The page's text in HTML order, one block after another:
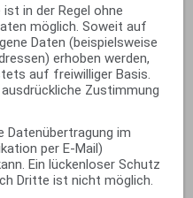
in der Regel ohne
möglich. Soweit auf
Daten (beispielsweise
erhoben werden,
auf freiwilliger Basis.
Zustimmung
Datenübertragung im
per E-Mail)
Ein lückenloser Schutz
Dritte ist nicht möglich.